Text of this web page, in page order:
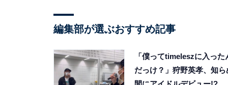
編集部が選ぶおすすめ記事
「僕ってtimeleszに入った
だっけ？」狩野英孝、知ら